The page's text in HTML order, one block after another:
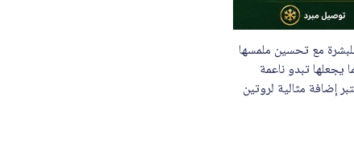
ترطيب فائق للبشرة مع تحسين ملمسها
يجعلها تبدو ناعمة
إضافة مثالية لروتين